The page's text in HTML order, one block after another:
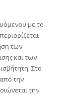
με το
των
και των
Στο
την
την